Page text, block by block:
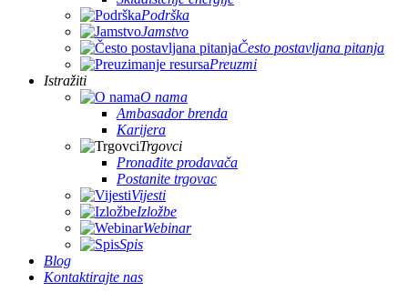
Podrška
Jamstvo
Često postavljana pitanja
Preuzmi
Istražiti
O nama
Ambasador brenda
Karijera
Trgovci
Pronađite prodavača
Postanite trgovac
Vijesti
Izložbe
Webinar
Spis
Blog
Kontaktirajte nas